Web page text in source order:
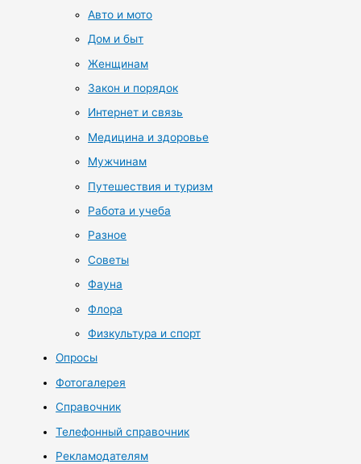
Авто и мото
Дом и быт
Женщинам
Закон и порядок
Интернет и связь
Медицина и здоровье
Мужчинам
Путешествия и туризм
Работа и учеба
Разное
Советы
Фауна
Флора
Физкультура и спорт
Опросы
Фотогалерея
Справочник
Телефонный справочник
Рекламодателям